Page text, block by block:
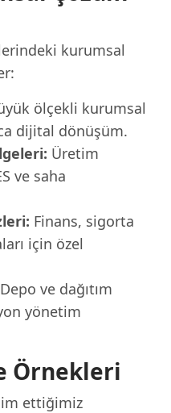
kurumsal
ölçekli kurumsal
dijital dönüşüm.
Üretim
ve saha
Finans, sigorta
için özel
Depo ve dağıtım
yönetim
Örnekleri
ettiğimiz